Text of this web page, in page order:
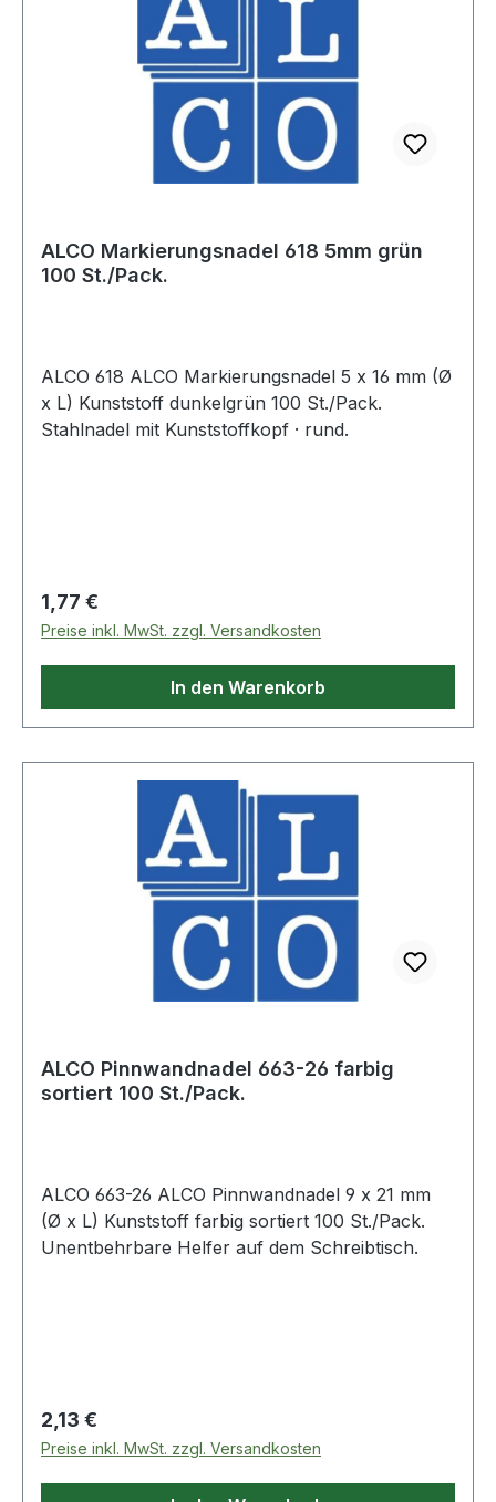
ALCO Markierungsnadel 618 5mm grün
100 St./Pack.
ALCO 618 ALCO Markierungsnadel 5 x 16 mm (Ø
x L) Kunststoff dunkelgrün 100 St./Pack.
Stahlnadel mit Kunststoffkopf · rund.
Regulärer Preis:
1,77 €
Preise inkl. MwSt. zzgl. Versandkosten
In den Warenkorb
ALCO Pinnwandnadel 663-26 farbig
sortiert 100 St./Pack.
ALCO 663-26 ALCO Pinnwandnadel 9 x 21 mm
(Ø x L) Kunststoff farbig sortiert 100 St./Pack.
Unentbehrbare Helfer auf dem Schreibtisch.
Regulärer Preis:
2,13 €
Preise inkl. MwSt. zzgl. Versandkosten